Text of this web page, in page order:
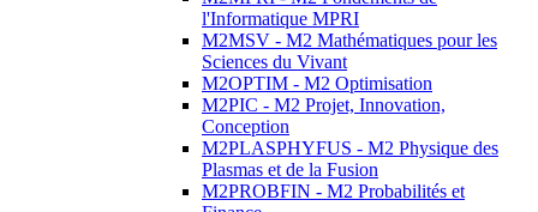
l'Informatique MPRI
M2MSV - M2 Mathématiques pour les
Sciences du Vivant
M2OPTIM - M2 Optimisation
M2PIC - M2 Projet, Innovation,
Conception
M2PLASPHYFUS - M2 Physique des
Plasmas et de la Fusion
M2PROBFIN - M2 Probabilités et